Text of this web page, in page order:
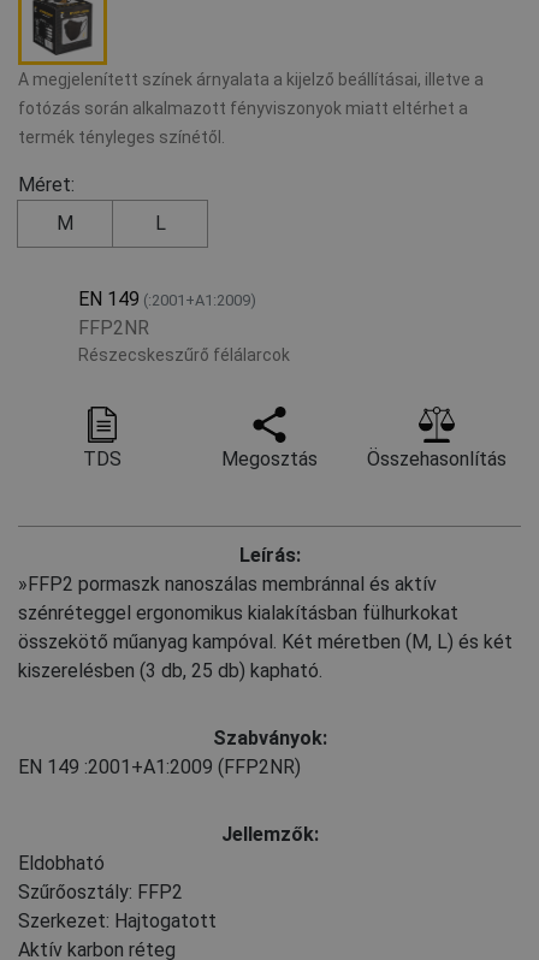
A megjelenített színek árnyalata a kijelző beállításai, illetve a
fotózás során alkalmazott fényviszonyok miatt eltérhet a
termék tényleges színétől.
Méret:
M
L
EN 149 (:2001+A1:2009)
FFP2NR
Részecskeszűrő félálarcok
TDS Megosztás Összehasonlítás
Leírás:
»FFP2 pormaszk nanoszálas membránnal és aktív
szénréteggel ergonomikus kialakításban fülhurkokat
összekötő műanyag kampóval. Két méretben (M, L) és két
kiszerelésben (3 db, 25 db) kapható.
Szabványok:
EN 149 :2001+A1:2009 (FFP2NR)
Jellemzők:
Eldobható
Szűrőosztály: FFP2
Szerkezet: Hajtogatott
Aktív karbon réteg